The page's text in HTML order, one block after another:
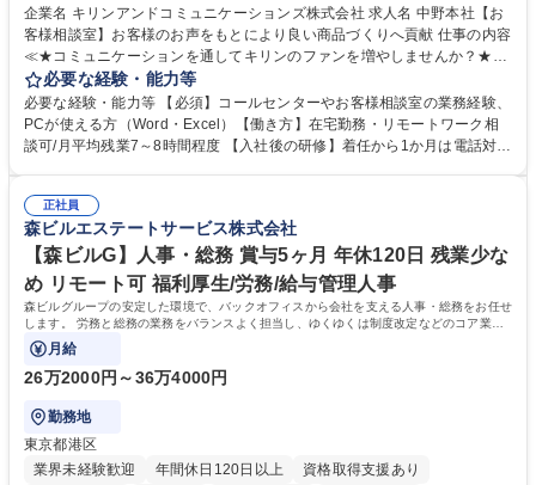
企業名 キリンアンドコミュニケーションズ株式会社 求人名 中野本社【お
客様相談室】お客様のお声をもとにより良い商品づくりへ貢献 仕事の内容
≪★コミュニケーションを通してキリンのファンを増やしませんか？★≫
お客様のお声をより良い商品づくりに活かしていく上で、窓口となるお客
様相談室でのお仕事です。 日々お客様からいただくキリングループへのご
意見を、企業活動に活かしています。お客様からの声に迅速かつ誠意をも
って対応、情報提供するとともにグループ内活動に反映しています。 【具
平均100件前後■メール・手紙：同上40件前後 募集職種 中野本社【お客様
相談室】お客様のお声をもとにより良い商品づくりへ貢献
必要な経験・能力等
必要な経験・能力等 【必須】コールセンターやお客様相談室の業務経験、
PCが使える方（Word・Excel）【働き方】在宅勤務・リモートワーク相
談可/月平均残業7～8時間程度 【入社後の研修】着任から1か月は電話対応
すのでご安心ください。 【当社について】キリングループの広報機能を担
う会社として、お客様との出会いを大切にし、磨き上げたホスピタリティ
を込めてコミュニケーションをとりながら広報関連業務を行っておりま
す。 学歴・資格 学歴：大学院 大学 高専 短大 専修学校 高校 語学力： 資
格：
正社員
森ビルエステートサービス株式会社
【森ビルG】人事・総務 賞与5ヶ月 年休120日 残業少な
め リモート可 福利厚生/労務/給与管理人事
森ビルグループの安定した環境で、バックオフィスから会社を支える人事・総務をお任せ
します。 労務と総務の業務をバランスよく担当し、ゆくゆくは制度改定などのコア業務
にも挑戦できる、やりがいある環境です。
月給
26万2000円～36万4000円
勤務地
東京都港区
業界未経験歓迎
年間休日120日以上 資格取得支援あり